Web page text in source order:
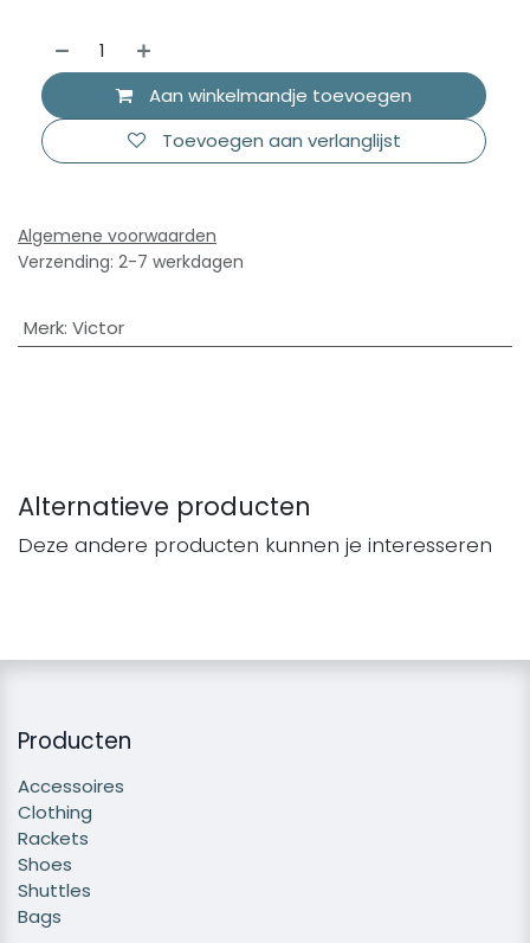
Aan winkelmandje toevoegen
Toevoegen aan verlanglijst
Algemene voorwaarden
Verzending: 2-7 werkdagen
Merk: Victor
Alternatieve producten
Deze andere producten kunnen je interesseren
Producten
Accessoires
Clothing
Rackets
Shoes
Shuttles
Bags